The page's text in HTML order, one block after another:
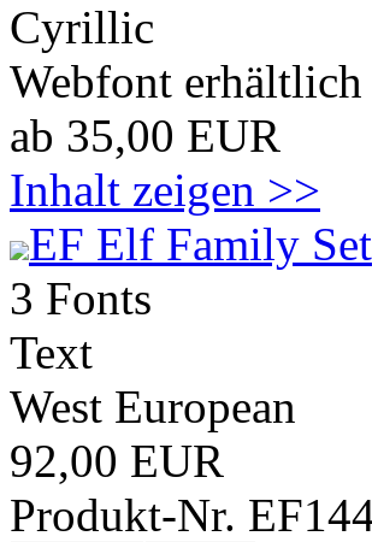
Cyrillic
Webfont erhältlich
ab 35,00 EUR
Inhalt zeigen >>
EF Elf Family Set
3 Fonts
Text
West European
92,00 EUR
Produkt-Nr.